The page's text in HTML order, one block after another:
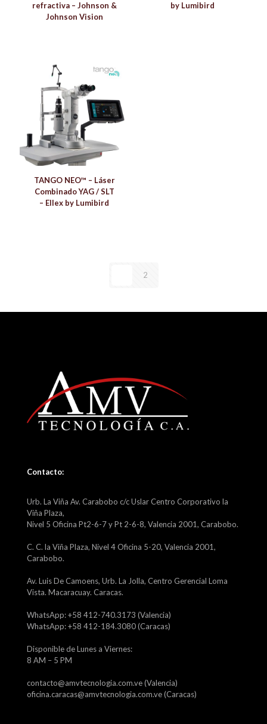
refractiva – Johnson &
Johnson Vision
by Lumibird
TANGO NEO™ – Láser
Combinado YAG / SLT
– Ellex by Lumibird
2
Contacto:
Urb. La Viña Av. Carabobo c/c Uslar Centro Corporativo la
Viña Plaza,
Nivel 5 Oficina Pt2-6-7 y Pt 2-6-8, Valencia 2001, Carabobo.
C. C. la Viña Plaza, Nivel 4 Oficina 5-20, Valencia 2001,
Carabobo.
Av. Luis De Camoens, Urb. La Jolla, Centro Gerencial Loma
Vista. Macaracuay. Caracas.
WhatsApp: +58 412-740.3173 (Valencia)
WhatsApp: +58 412-184.3080 (Caracas)
Disponible de Lunes a Viernes:
8 AM – 5 PM
contacto@amvtecnologia.com.ve (Valencia)
oficina.caracas@amvtecnologia.com.ve (Caracas)